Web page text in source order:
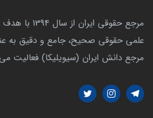
مرجع حقوقی
علمی حقوقی صحیح، جامع و دقیق به
مرجع دانش ایران (سیویلیکا) فعالیت